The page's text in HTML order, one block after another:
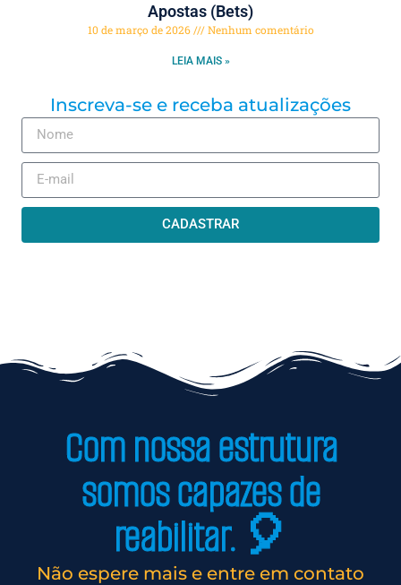
Apostas (Bets)
10 de março de 2026 Nenhum comentário
LEIA MAIS »
Inscreva-se e receba atualizações
CADASTRAR
Com nossa estrutura
somos capazes de
reabilitar. 🎈
Não espere mais e entre em contato